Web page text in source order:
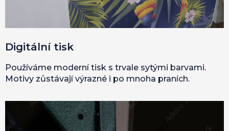
Digitální tisk
Používáme moderní tisk s trvale sytými barvami.
Motivy zůstávají výrazné i po mnoha praních.